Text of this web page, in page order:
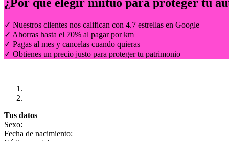
✓ Nuestros clientes nos califican con 4.7 estrellas en Google
✓ Ahorras hasta el 70% al pagar por km
✓ Pagas al mes y cancelas cuando quieras
✓ Obtienes un precio justo para proteger tu patrimonio
Tus datos
Sexo:
Fecha de nacimiento: